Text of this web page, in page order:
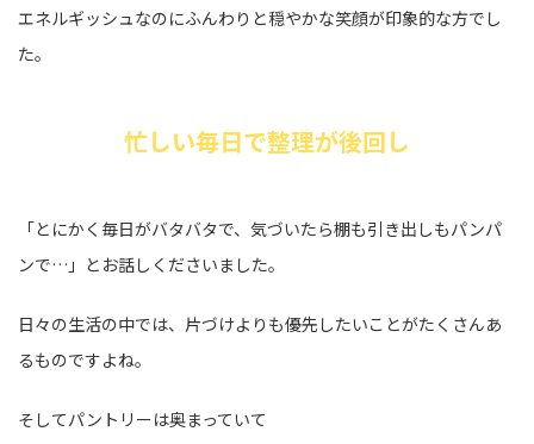
エネルギッシュなのにふんわりと穏やかな笑顔が印象的な方でし
た。
忙しい毎日で整理が後回し
「とにかく毎日がバタバタで、気づいたら棚も引き出しもパンパ
ンで…」とお話しくださいました。
日々の生活の中では、片づけよりも優先したいことがたくさんあ
るものですよね。
そしてパントリーは奥まっていて